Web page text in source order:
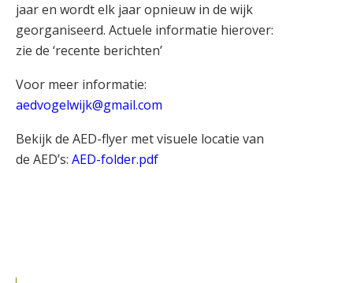
jaar en wordt elk jaar opnieuw in de wijk
georganiseerd. Actuele informatie hierover:
zie de ‘recente berichten’
Voor meer informatie:
aedvogelwijk@gmail.com
Bekijk de AED-flyer met visuele locatie van
de AED’s: AED-folder.pdf